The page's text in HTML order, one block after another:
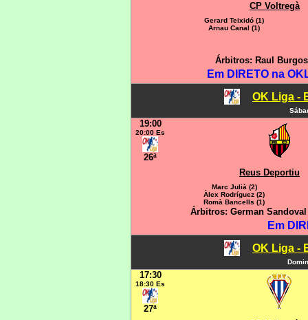
CP Voltregà
Gerard Teixidó (1)
Arnau Canal (1)
Árbitros: Raul
Em DIRETO na
OK Liga -
19:00
20:00 Es
26ª
Reus Deportiu
Marc Julià (2)
Àlex Rodríguez (2)
Romà Bancells (1)
Árbitros: German
Em
OK Liga -
17:30
18:30 Es
27ª